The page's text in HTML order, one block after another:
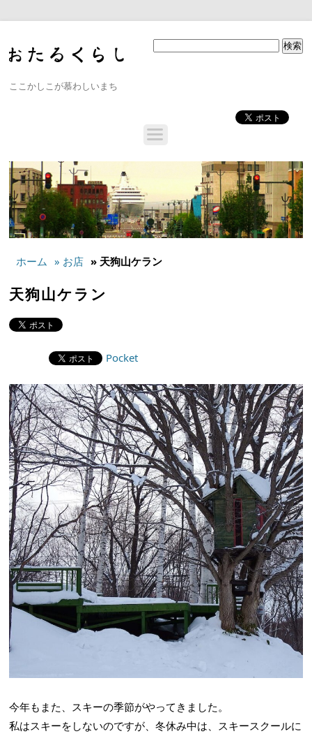
ここかしこが慕わしいまち
ホーム » お店 » 天狗山ケラン
天狗山ケラン
Pocket
今年もまた、スキーの季節がやってきました。
私はスキーをしないのですが、冬休み中は、スキースクールに